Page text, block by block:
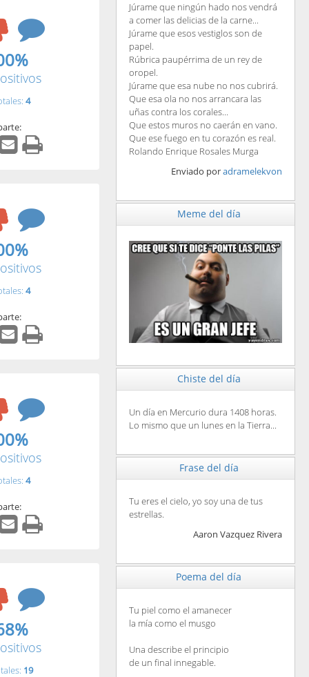
4
4
4
19
Júrame que ningún hado nos vendrá
a comer las delicias de la carne...
Júrame que esos vestiglos son de
papel.
Rúbrica paupérrima de un rey de
oropel.
Júrame que esa nube no nos cubrirá.
Que esa ola no nos arrancara las
uñas contra los corales...
Que estos muros no caerán en vano.
Que ese fuego en tu corazón es real.
Rolando Enrique Rosales Murga
Enviado poradramelekvon
Meme del día
Chiste del día
Un día en Mercurio dura 1408 horas.
Lo mismo que un lunes en la Tierra...
Frase del día
Tu eres el cielo, yo soy una de tus
estrellas.
Aaron Vazquez Rivera
Poema del día
Tu piel como el amanecer
la mía como el musgo
Una describe el principio
de un final innegable.